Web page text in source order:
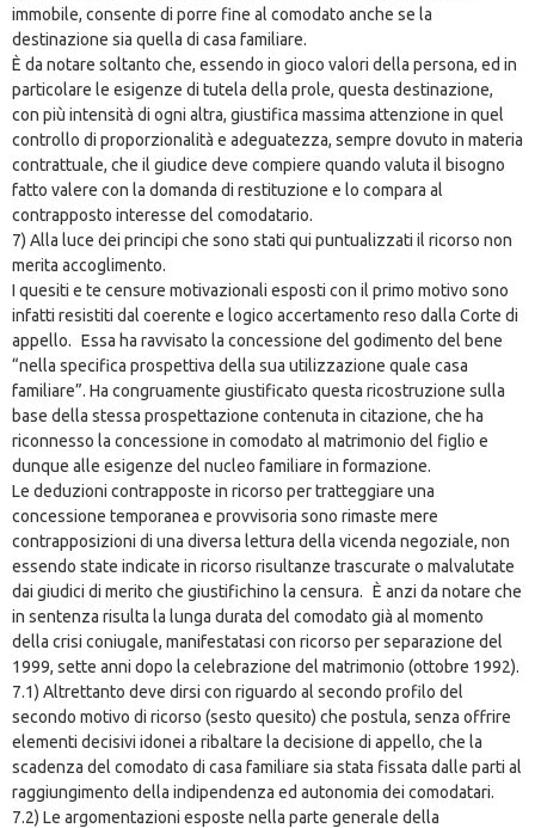
immobile, consente di porre fine al comodato anche se la
destinazione sia quella di casa familiare.
È da notare soltanto che, essendo in gioco valori della persona, ed in
particolare le esigenze di tutela della prole, questa destinazione,
con più intensità di ogni altra, giustifica massima attenzione in quel
controllo di proporzionalità e adeguatezza, sempre dovuto in materia
contrattuale, che il giudice deve compiere quando valuta il bisogno
fatto valere con la domanda di restituzione e lo compara al
contrapposto interesse del comodatario.
7) Alla luce dei principi che sono stati qui puntualizzati il ricorso non
merita accoglimento.
I quesiti e te censure motivazionali esposti con il primo motivo sono
infatti resistiti dal coerente e logico accertamento reso dalla Corte di
appello. Essa ha ravvisato la concessione del godimento del bene
“nella specifica prospettiva della sua utilizzazione quale casa
familiare”. Ha congruamente giustificato questa ricostruzione sulla
base della stessa prospettazione contenuta in citazione, che ha
riconnesso la concessione in comodato al matrimonio del figlio e
dunque alle esigenze del nucleo familiare in formazione.
Le deduzioni contrapposte in ricorso per tratteggiare una
concessione temporanea e provvisoria sono rimaste mere
contrapposizioni di una diversa lettura della vicenda negoziale, non
essendo state indicate in ricorso risultanze trascurate o malvalutate
dai giudici di merito che giustifichino la censura. È anzi da notare che
in sentenza risulta la lunga durata del comodato già al momento
della crisi coniugale, manifestatasi con ricorso per separazione del
1999, sette anni dopo la celebrazione del matrimonio (ottobre 1992).
7.1) Altrettanto deve dirsi con riguardo al secondo profilo del
secondo motivo di ricorso (sesto quesito) che postula, senza offrire
elementi decisivi idonei a ribaltare la decisione di appello, che la
scadenza del comodato di casa familiare sia stata fissata dalle parti al
raggiungimento della indipendenza ed autonomia dei comodatari.
7.2) Le argomentazioni esposte nella parte generale della